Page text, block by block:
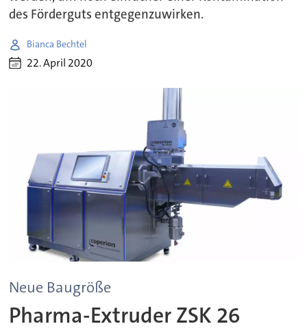
des Förderguts entgegenzuwirken.
Bianca Bechtel
22. April 2020
Neue Baugröße
Pharma-Extruder ZSK 26